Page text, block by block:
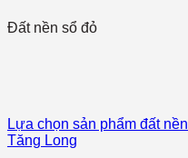
Đất nền sổ đỏ
Lựa chọn sản phẩm đất
Tăng Long